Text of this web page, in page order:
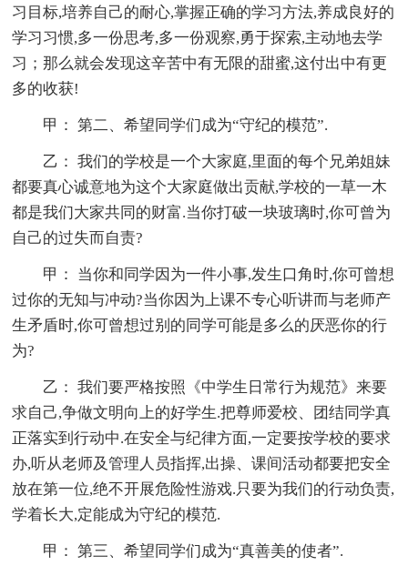
习目标,培养自己的耐心,掌握正确的学习方法,养成良好的
学习习惯,多一份思考,多一份观察,勇于探索,主动地去学
习；那么就会发现这辛苦中有无限的甜蜜,这付出中有更
多的收获!
甲： 第二、希望同学们成为“守纪的模范”.
乙： 我们的学校是一个大家庭,里面的每个兄弟姐妹
都要真心诚意地为这个大家庭做出贡献,学校的一草一木
都是我们大家共同的财富.当你打破一块玻璃时,你可曾为
自己的过失而自责?
甲： 当你和同学因为一件小事,发生口角时,你可曾想
过你的无知与冲动?当你因为上课不专心听讲而与老师产
生矛盾时,你可曾想过别的同学可能是多么的厌恶你的行
为?
乙： 我们要严格按照《中学生日常行为规范》来要
求自己,争做文明向上的好学生.把尊师爱校、团结同学真
正落实到行动中.在安全与纪律方面,一定要按学校的要求
办,听从老师及管理人员指挥,出操、课间活动都要把安全
放在第一位,绝不开展危险性游戏.只要为我们的行动负责,
学着长大,定能成为守纪的模范.
甲： 第三、希望同学们成为“真善美的使者”.